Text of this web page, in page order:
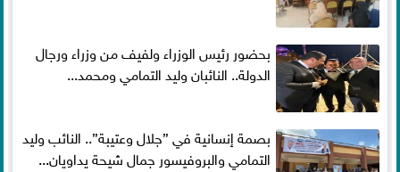
بحضور رئيس الوزراء ولفيف من وزراء ورجال
الدولة.. النائبان وليد التمامي ومحمد...
بصمة إنسانية في ”جلال وعتيبة”.. النائب وليد
التمامي والبروفيسور جمال شيحة يداويان...